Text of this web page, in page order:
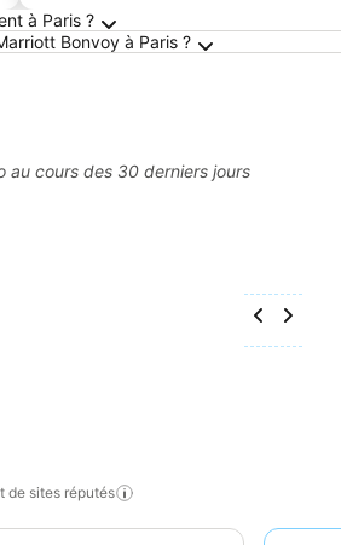
au sujet de Paris
à Paris ?
Bonvoy à Paris ?
au cours des 30 derniers jours
de sites réputés